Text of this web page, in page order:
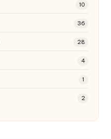
10
36
28
4
1
2